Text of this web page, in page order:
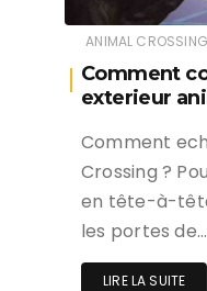
ANIMAL CROSSING
Comment
exterieur
Comment
Crossing ?
en tête-à-
les portes de…
LIRE LA SUITE